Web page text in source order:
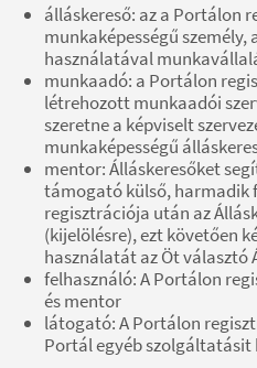
álláskereső: az a Portálon
munkaképességű
használatával
munkaadó: a Portálon
létrehozott munkaadói
szeretne a képviselt
munkaképességű
mentor: Álláskeresőket
támogató külső, harmadik
regisztrációja után az
(kijelölésre), ezt követően
használatát az Öt választó
felhasználó: A Portálon
és mentor
látogató: A Portálon
Portál egyéb szolgáltatásit